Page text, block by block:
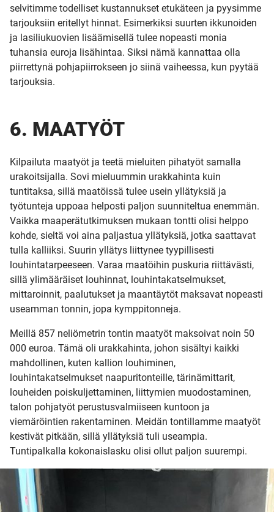
selvitimme todelliset kustannukset etukäteen ja pyysimme
tarjouksiin eritellyt hinnat. Esimerkiksi suurten ikkunoiden
ja lasiliukuovien lisäämisellä tulee nopeasti monia
tuhansia euroja lisähintaa. Siksi nämä kannattaa olla
piirrettynä pohjapiirrokseen jo siinä vaiheessa, kun pyytää
tarjouksia.
6. MAATYÖT
Kilpailuta maatyöt ja teetä mieluiten pihatyöt samalla
urakoitsijalla. Sovi mieluummin urakkahinta kuin
tuntitaksa, sillä maatöissä tulee usein yllätyksiä ja
työtunteja uppoaa helposti paljon suunniteltua enemmän.
Vaikka maaperätutkimuksen mukaan tontti olisi helppo
kohde, sieltä voi aina paljastua yllätyksiä, jotka saattavat
tulla kalliiksi. Suurin yllätys liittynee tyypillisesti
louhintatarpeeseen. Varaa maatöihin puskuria riittävästi,
sillä ylimääräiset louhinnat, louhintakatselmukset,
mittaroinnit, paalutukset ja maantäytöt maksavat nopeasti
useamman tonnin, jopa kymppitonneja.
Meillä 857 neliömetrin tontin maatyöt maksoivat noin 50
000 euroa. Tämä oli urakkahinta, johon sisältyi kaikki
mahdollinen, kuten kallion louhiminen,
louhintakatselmukset naapuritonteille, tärinämittarit,
louheiden poiskuljettaminen, liittymien muodostaminen,
talon pohjatyöt perustusvalmiiseen kuntoon ja
viemäröintien rakentaminen. Meidän tontillamme maatyöt
kestivät pitkään, sillä yllätyksiä tuli useampia.
Tuntipalkalla kokonaislasku olisi ollut paljon suurempi.
UUSI
UNELMISTA
KODIKSI-
TALOKIRJA ON
JULKAISTU
Upea yli 200-sivuinen talokirja!
Tilaa esite